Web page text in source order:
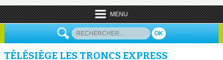
MENU
OK
TÉLÉSIÈGE LES TRONCS EXPRESS